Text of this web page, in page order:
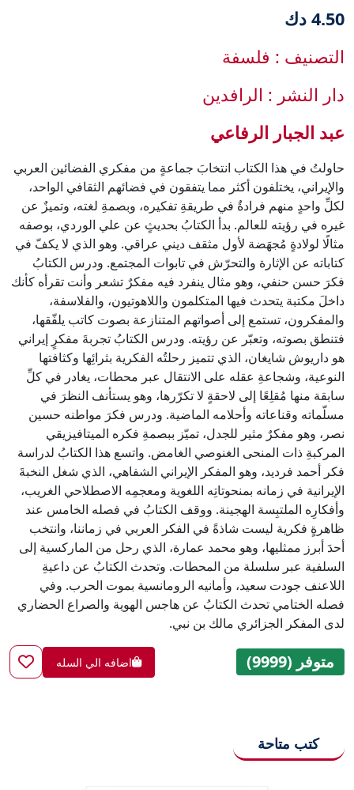
4.50 دك
التصنيف : فلسفة
دار النشر : الرافدين
عبد الجبار الرفاعي
حاولتُ في هذا الكتاب انتخابَ جماعةٍ من مفكري الفضائين العربي
والإيراني، يختلفون أكثر مما يتفقون في فضائهم الثقافي الواحد،
لكلِّ واحدٍ منهم فرادةٌ في طريقةِ تفكيره، وبصمةِ لغته، وتميزٌ عن
غيره في رؤيته للعالم. بدأ الكتابُ بحديثٍ عن علي الوردي، بوصفه
مثالًا لولادةٍ مُجهَضة لأول مثقف ديني عراقي. وهو الذي لا يكفّ في
كتاباته عن الإثارة والتحرّش في تابوات المجتمع. ودرس الكتابُ
فكرَ حسن حنفي، وهو مثال ينفرد فيه مفكرٌ تشعر وأنت تقرأه كأنك
داخلَ مكتبة يتحدث فيها المتكلمون واللاهوتيون، والفلاسفة،
والمفكرون، تستمع إلى أصواتهم المتنازعة بصوت كاتب يلفّقها،
فتنطق بصوته، وتعبّر عن رؤيته. ودرس الكتابُ تجربةَ مفكرٍ إيراني
هو داريوش شايغان، الذي تتميز رحلتُه الفكرية بثرائِها وكثافتها
النوعية، وشجاعةِ عقله على الانتقال عبر محطات، يغادر في كلِّ
سابقة منها مُقلِعًا إلى لاحقةٍ لا تكرّرها، وهو يستأنف النظرَ في
مسلّماته وقناعاته وأحلامه الماضية. ودرس فكرَ مواطنه حسين
نصر، وهو مفكرٌ مثير للجدل، تميّز ببصمةِ فكره الميتافيزيقي
المركبةِ ذات المنحى الغنوصي الغامض. واتسع هذا الكتابُ لدراسة
فكر أحمد فرديد، وهو المفكر الإيراني الشفاهي، الذي شغل النخبةَ
الإيرانية في زمانه بمنحوتاتِه اللغوية ومعجمِه الاصطلاحي الغريب،
وأفكارِه الملتبِسة الهجينة. ووقف الكتابُ في فصله الخامس عند
ظاهرةٍ فكرية ليست شاذةً في الفكر العربي في زماننا، وانتخب
أحدَ أبرز ممثليها، وهو محمد عمارة، الذي رحل من الماركسية إلى
السلفية عبر سلسلة من المحطات. وتحدث الكتابُ عن داعيةِ
اللاعنف جودت سعيد، وأمانيه الرومانسية بموت الحرب. وفي
فصله الختامي تحدث الكتابُ عن هاجس الهوية والصراع الحضاري
لدى المفكر الجزائري مالك بن نبي.
متوفر (9999) اضافه الي السله
كتب متاحة